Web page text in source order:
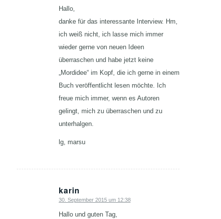
Hallo,
danke für das interessante Interview. Hm,
ich weiß nicht, ich lasse mich immer
wieder gerne von neuen Ideen
überraschen und habe jetzt keine
„Mordidee“ im Kopf, die ich gerne in einem
Buch veröffentlicht lesen möchte. Ich
freue mich immer, wenn es Autoren
gelingt, mich zu überraschen und zu
unterhalgen.
lg, marsu
karin
sagte:
30. September 2015 um 12:38
Hallo und guten Tag,